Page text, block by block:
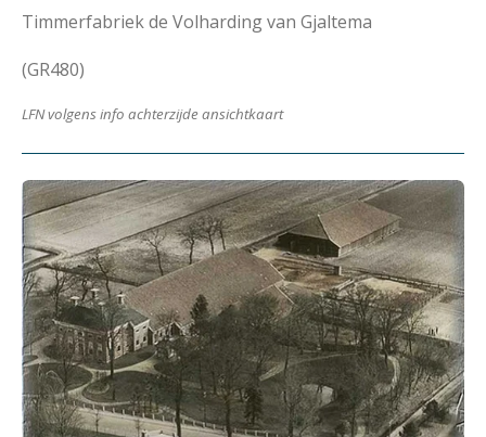
Timmerfabriek de Volharding van Gjaltema
(GR480)
LFN volgens info achterzijde ansichtkaart